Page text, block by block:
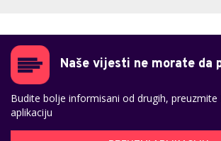
Naše vijesti ne morate da
Budite bolje informisani od drugih,
aplikaciju